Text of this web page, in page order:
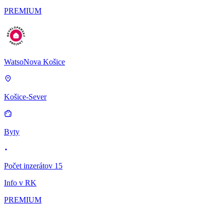
PREMIUM
WatsoNova Košice
Košice-Sever
Byty
Počet inzerátov 15
Info v RK
PREMIUM